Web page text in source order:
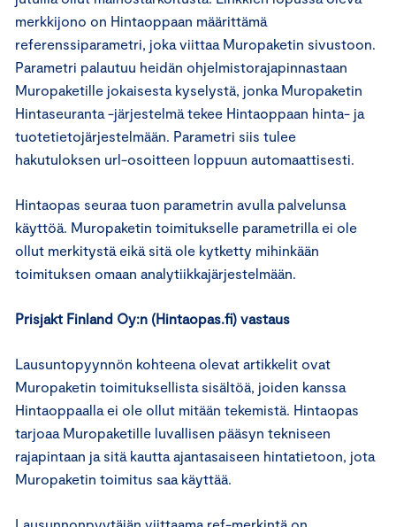
merkkijono on Hintaoppaan määrittämä
referenssiparametri, joka viittaa Muropaketin sivustoon.
Parametri palautuu heidän ohjelmistorajapinnastaan
Muropaketille jokaisesta kyselystä, jonka Muropaketin
Hintaseuranta -järjestelmä tekee Hintaoppaan hinta- ja
tuotetietojärjestelmään. Parametri siis tulee
hakutuloksen url-osoitteen loppuun automaattisesti.
Hintaopas seuraa tuon parametrin avulla palvelunsa
käyttöä. Muropaketin toimitukselle parametrilla ei ole
ollut merkitystä eikä sitä ole kytketty mihinkään
toimituksen omaan analytiikkajärjestelmään.
Prisjakt Finland Oy:n (Hintaopas.fi) vastaus
Lausuntopyynnön kohteena olevat artikkelit ovat
Muropaketin toimituksellista sisältöä, joiden kanssa
Hintaoppaalla ei ole ollut mitään tekemistä. Hintaopas
tarjoaa Muropaketille luvallisen pääsyn tekniseen
rajapintaan ja sitä kautta ajantasaiseen hintatietoon, jota
Muropaketin toimitus saa käyttää.